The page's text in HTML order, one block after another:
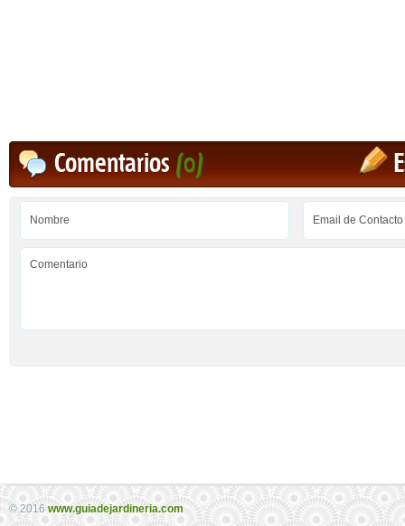
Comentarios(0)
© 2016 www.guiadejardineria.com